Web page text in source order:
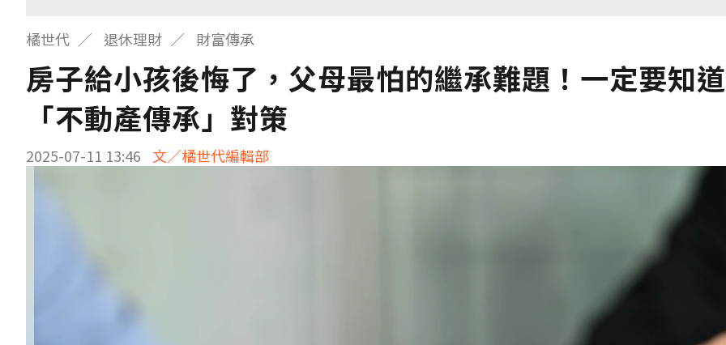
橘世代 退休理財 財富傳承
房子給小孩後悔了，父母最怕的繼承難題！一定要知
「不動產傳承」對策
2025-07-11 13:46 文／橘世代編輯部